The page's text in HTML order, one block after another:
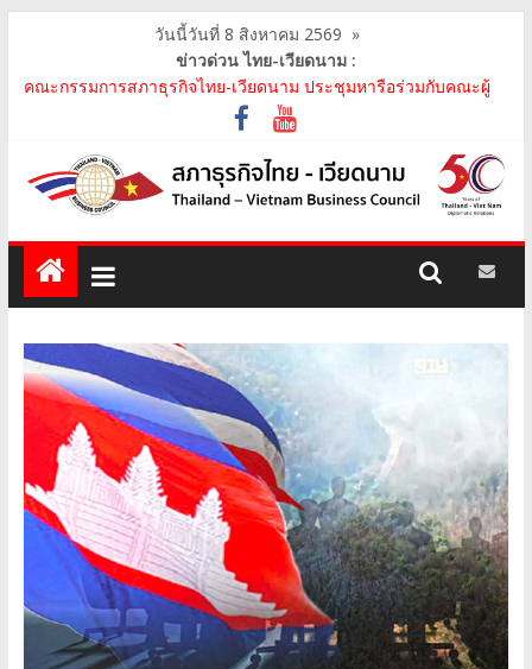
วันนี้วันที่ 8 สิงหาคม 2569 »
ข่าวด่วน ไทย-เวียดนาม :
คณะกรรมการสภาธุรกิจไทย-เวียดนาม ประชุมหารือร่วมกับคณะผู้
แทนภาครัฐเวียดนาม จากคณะกรรมการประชาชน กรุงฮ..
คณะกรรมการสภาธุรกิจไทย-เวียดนาม เข้าร่วมงานวันคล้ายวัน
สถาปนา บริษัท ห้องปฏิบัติการกลาง (ประเทศไทย) จ..
สภาธุรกิจไทย-เวียดนาม เข้าร่วมงานสัมมนา "Investment and
Trade Promotion of Thanh Hoa Province for Th..
คณะกรรมการสภาธุรกิจไทย-เวียดนามร่วมคณะนายกรัฐมนตรีเยือน
เวียดนาม อย่างเป็นทางการ เสริมสร้างความร่วมมื..
คณะกรรมการสภาธุรกิจไทย-เวียดนาม เข้าร่วมประชุมหารือคณะรัฐ